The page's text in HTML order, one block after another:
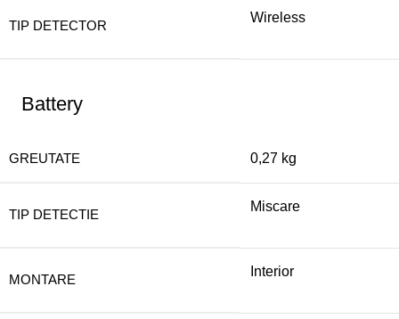
TIP DETECTOR
Wireless
Battery
GREUTATE 0,27 kg
TIP DETECTIE
Miscare
MONTARE
Interior